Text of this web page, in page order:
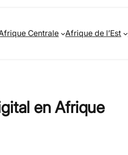
Centrale Afrique de l’Est
en Afrique